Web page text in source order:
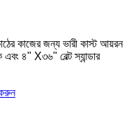
কাজের জন্য ভারী কাস্ট আয়রন
৪" X৩৬" বেল্ট স্যান্ডার